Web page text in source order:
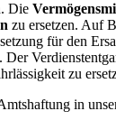
Die
zu ersetzen. Auf
für den
zu
in